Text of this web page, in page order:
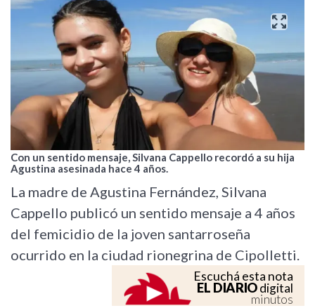
Con un sentido mensaje, Silvana Cappello recordó a su hija
Agustina asesinada hace 4 años.
La madre de Agustina Fernández, Silvana
Cappello publicó un sentido mensaje a 4 años
del femicidio de la joven santarroseña
ocurrido en la ciudad rionegrina de Cipolletti.
Escuchá esta nota
EL DIARIOdigital
minutos